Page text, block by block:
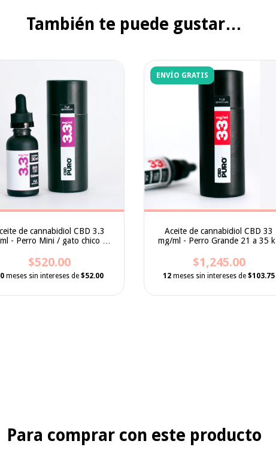
También te puede gustar…
de cannabidiol CBD 3.3
- Perro Mini / gato chico 1 a
$520.00
meses sin intereses de $52.00
ENVÍO GRATIS
Aceite de cannabidiol CBD 33
mg/ml - Perro Grande 21 a 35 kg
$1,245.00
12 meses sin intereses de $103.75
Para comprar con este producto